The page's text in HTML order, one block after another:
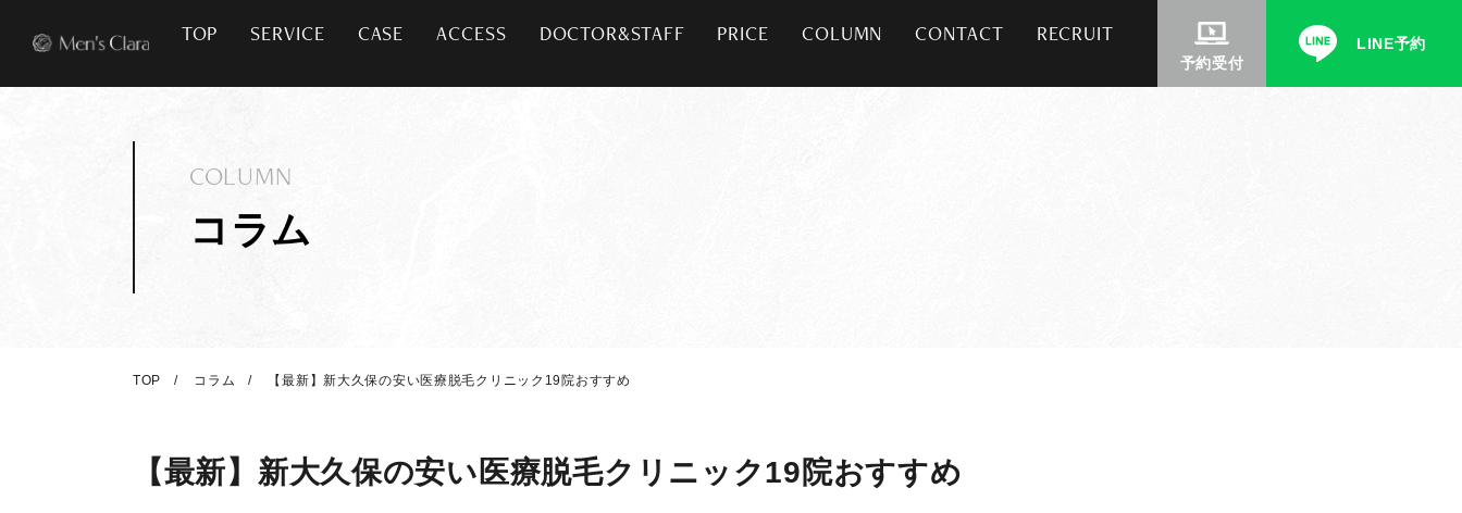
TOP SERVICE CASE ACCESS DOCTOR&STAFF PRICE COLUMN CONTACT RECRUIT
予約受付
LINE予約
コラム
COLUMN
TOP コラム 【最新】新大久保の安い医療脱毛クリニック19院おすすめ
【最新】新大久保の安い医療脱毛クリニック19院おすすめ